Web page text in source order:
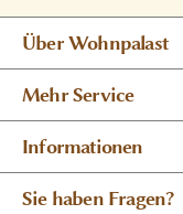
Über Wohnpalast
Mehr Service
Informationen
Sie haben Fragen?